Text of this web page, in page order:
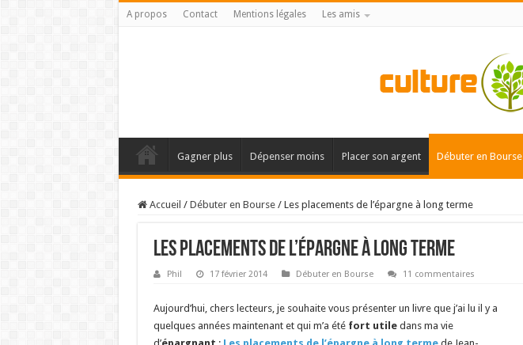
A propos Contact Mentions légales Les amis
Gagner plus Dépenser moins Placer son argent Débuter en Bourse
Accueil / Débuter en Bourse / Les placements de l’épargne à long terme
Les placements de l’épargne à long terme
Phil 17 février 2014 Débuter en Bourse 11 commentaires
Aujourd’hui, chers lecteurs, je souhaite vous présenter un livre que j’ai lu il y a
quelques années maintenant et qui m’a été fort utiledans ma vie